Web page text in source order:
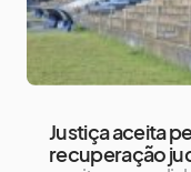
Justiça aceita
recuperação